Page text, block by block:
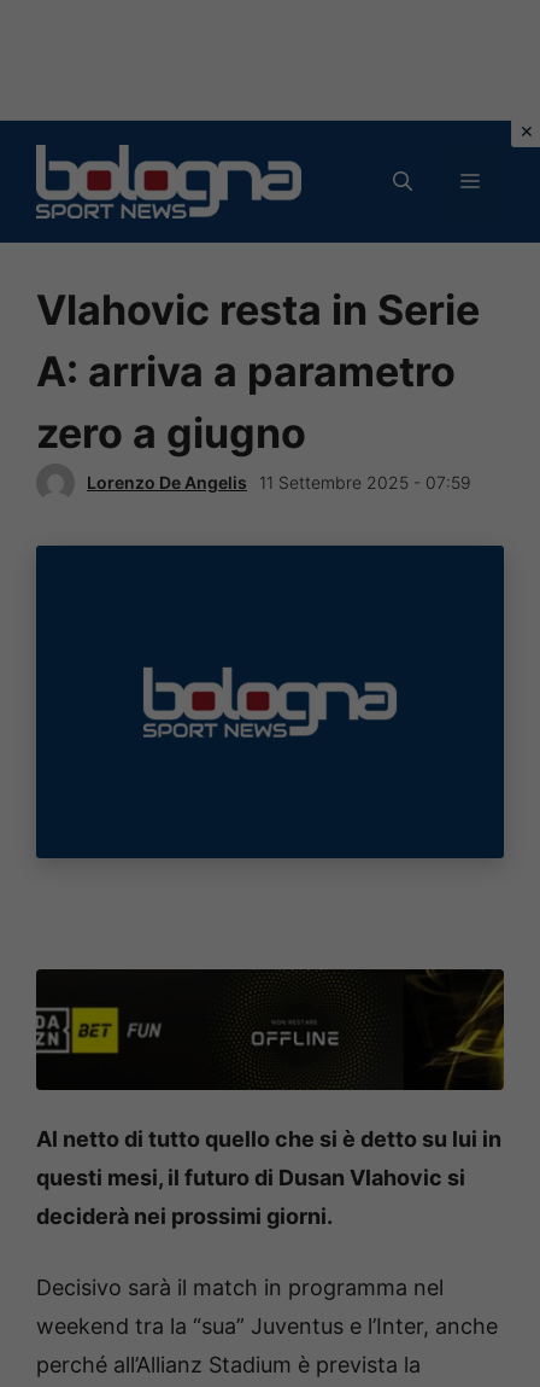
contenuto
MENU
Vlahovic resta in Serie
A: arriva a parametro
zero a giugno
Lorenzo De Angelis 11 Settembre 2025 - 07:59
Al netto di tutto quello che si è detto su lui in
questi mesi, il futuro di Dusan Vlahovic si
deciderà nei prossimi giorni.
Decisivo sarà il match in programma nel
weekend tra la “sua” Juventus e l’Inter, anche
perché all’Allianz Stadium è prevista la